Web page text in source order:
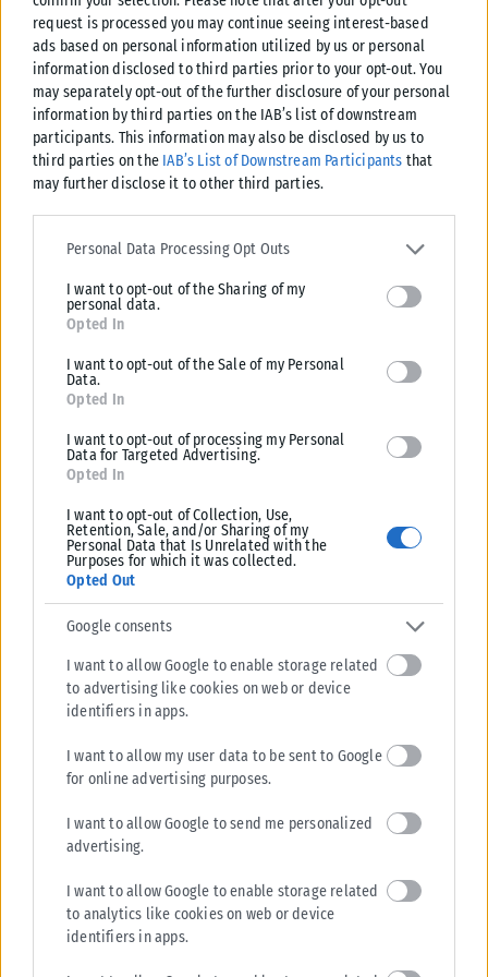
request is processed you may continue seeing interest-based
ads based on personal information utilized by us or personal
information disclosed to third parties prior to your opt-out. You
may separately opt-out of the further disclosure of your personal
information by third parties on the IAB’s list of downstream
participants. This information may also be disclosed by us to
third parties on the IAB’s List of Downstream Participants that
may further disclose it to other third parties.
Please note that this website/app uses one or more Google
services and may gather and store information including but not
deny consent to Google and its third-party tags to use your data
for below specified purposes in below Google consent section.
Personal Data Processing Opt Outs
I want to opt-out of the Sharing of my
personal data.
Opted In
I want to opt-out of the Sale of my Personal
Data.
Opted In
I want to opt-out of processing my Personal
Data for Targeted Advertising.
Opted In
I want to opt-out of Collection, Use,
Retention, Sale, and/or Sharing of my
Personal Data that Is Unrelated with the
Purposes for which it was collected.
Opted Out
Google consents
I want to allow Google to enable storage related
to advertising like cookies on web or device
identifiers in apps.
I want to allow my user data to be sent to Google
for online advertising purposes.
I want to allow Google to send me personalized
advertising.
I want to allow Google to enable storage related
to analytics like cookies on web or device
identifiers in apps.
υπάρχουν σε όλες τις γειτονιές της πόλης.
Πάνω από 7.000 δέντρα ρίζωσαν στην πόλη
στην τρέχουσα φυτευτική περίοδο
Η ενίσχυση του πρασίνου αποτελεί ένα από τα βασικά
στοιχήματα της διοίκησης Αγγελούδη, που συνεχίζει δυναμικά
τις φυτεύσεις έχοντας φτάσει, έως τώρα, από την αρχή της
θητείας και σε διάστημα 30 μηνών, τα 24.000 νέα δέντρα σε
όλη την πόλη.
Ικανοποίηση επικρατεί και για την τρέχουσα φυτευτική
περίοδο, από πέρσι το Νοέμβριο έως τον Μάϊο, όπου στις
γειτονιές προστέθηκαν πάνω από 7.000 δέντρα.
Πλέον, όπως είπε ο κ.Διαμαντάκης ξεκινάει η μάχη του
ποτίσματος για να ριζώσουν λόγω των θερμοκρασιών που θα
αρχίσουν σταδιακά να ανεβαίνουν. Από 1ης Ιουνίου ο
εργολάβος θα ξεκινήσει με υδροφόρα οχήματα να ποτίζει τα
δέντρα που υπάρχουν στα πεζοδρόμια και τα πάρκα, ώστε να
μειωθεί στο ελάχιστο το ποσοστό των απωλειών από τη
ζέστη.
Δήμος Θεσσαλονίκης
Σχετικά Άρθρα